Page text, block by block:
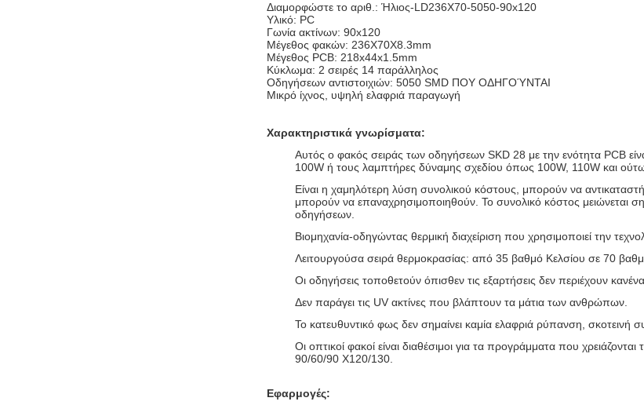
Διαμορφώστε το αριθ.: Ήλιος-LD236X70-5050-90x120
Υλικό: PC
Γωνία ακτίνων: 90x120
Μέγεθος φακών: 236X70X8.3mm
Μέγεθος PCB: 218x44x1.5mm
Κύκλωμα: 2 σειρές 14 παράλληλος
Οδηγήσεων αντιστοιχιών: 5050 SMD ΠΟΥ ΟΔΗΓΟΎΝΤΑΙ
Μικρό ίχνος, υψηλή ελαφριά παραγωγή
Χαρακτηριστικά γνωρίσματα:
Αυτός ο φακός σειράς των οδηγήσεων SKD 28 με την ενότητα PCB
100W ή τους λαμπτήρες δύναμης σχεδίου όπως 100W, 110W και ούτω
Είναι η χαμηλότερη λύση συνολικού κόστους, μπορούν να
μπορούν να επαναχρησιμοποιηθούν. Το συνολικό κόστος μειώνεται
οδηγήσεων.
Βιομηχανία-οδηγώντας θερμική διαχείριση που χρησιμοποιεί την
Λειτουργούσα σειρά θερμοκρασίας: από 35 βαθμό Κελσίου σε 70
Οι οδηγήσεις τοποθετούν όπισθεν τις εξαρτήσεις δεν περιέχουν
Δεν παράγει τις UV ακτίνες που βλάπτουν τα μάτια των ανθρώπων.
Το κατευθυντικό φως δεν σημαίνει καμία ελαφριά ρύπανση,
Οι οπτικοί φακοί είναι διαθέσιμοι για τα προγράμματα που
90/60/90 X120/130.
Εφαρμογές: